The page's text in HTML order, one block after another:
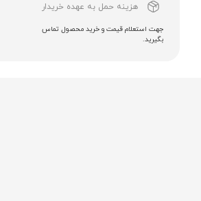
هزینه حمل به عهده خریدار
جهت استعلام قیمت و خرید محصول تماس
بگیرید.